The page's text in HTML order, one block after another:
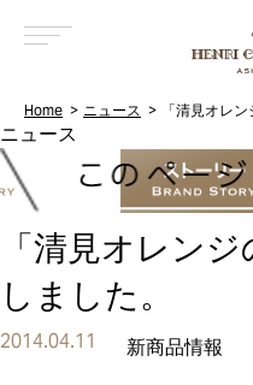
Home ニュース 「清見オレ
「清見オレン
しました。
2014.04.11 新商品情報